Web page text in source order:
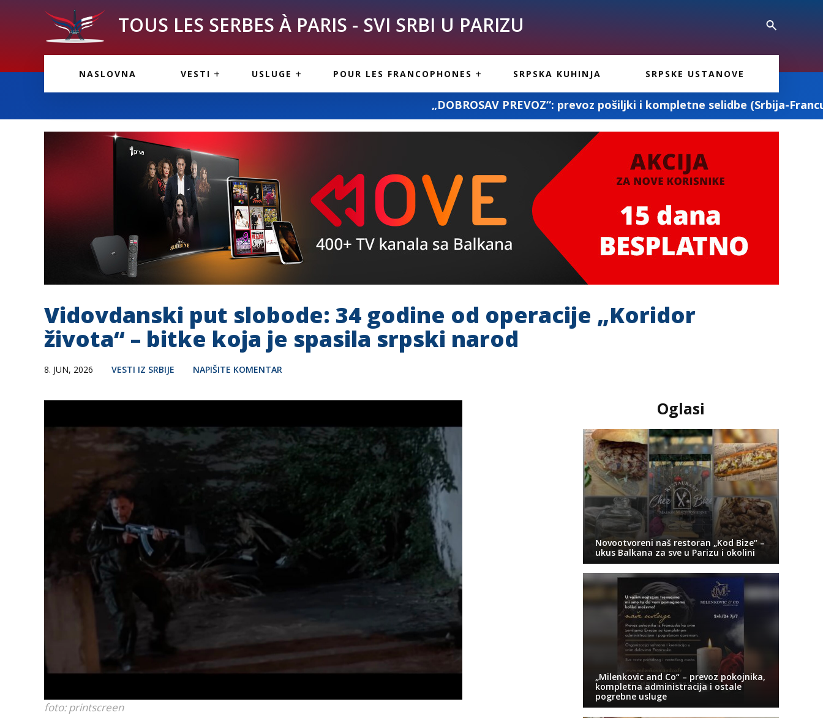
TOUS LES SERBES À PARIS - SVI SRBI U PARIZU
NASLOVNA VESTI USLUGE
INFORMACIJE
POUR LES FRANCOPHONES
PARIS
CUISINE SERBE
SRPSKA KUHINJA SRPSKE USTANOVE
„DOBROSAV PREVOZ“: prevoz pošiljki i kompletne selidbe (Srbija-Francuska-Srbija)
Vidovdanski put slobode: 34 godine od operacije „Koridor
života“ – bitke koja je spasila srpski narod
8. JUN, 2026 VESTI IZ SRBIJE NAPIŠITE KOMENTAR
foto: printscreen
Oglasi
Novootvoreni naš restoran „Kod Bize“ –
ukus Balkana za sve u Parizu i okolini
„Milenkovic and Co“ – prevoz pokojnika,
kompletna administracija i ostale
pogrebne usluge